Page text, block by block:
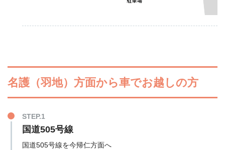
名護（羽地）方面から車でお越しの方
STEP.1
国道505号線
国道505号線を今帰仁方面へ